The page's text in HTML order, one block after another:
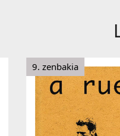
9. zenbakia